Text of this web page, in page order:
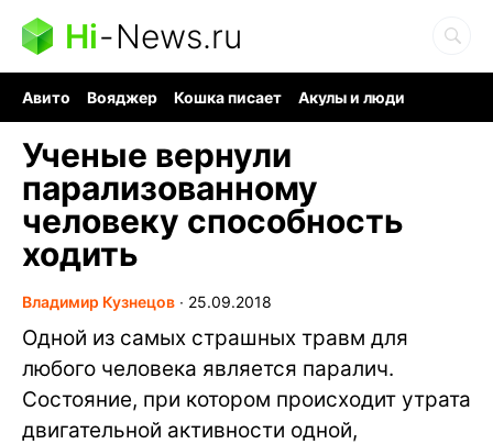
Hi-News.ru
Авито Вояджер Кошка писает
Акулы и люди
Ученые вернули
парализованному
человеку способность
ходить
Владимир Кузнецов ∙ 25.09.2018
Одной из самых страшных травм для
любого человека является паралич.
Состояние, при котором происходит утрата
двигательной активности одной,